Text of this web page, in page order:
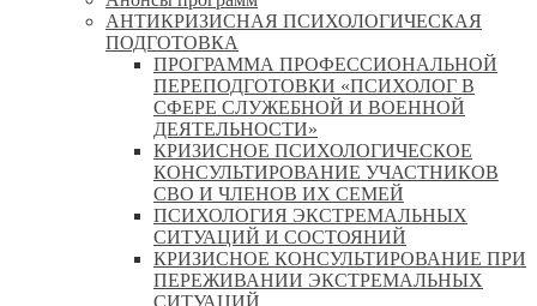
АНТИКРИЗИСНАЯ ПСИХОЛОГИЧЕСКАЯ
ПОДГОТОВКА
ПРОГРАММА ПРОФЕССИОНАЛЬНОЙ
ПЕРЕПОДГОТОВКИ «ПСИХОЛОГ В
СФЕРЕ СЛУЖЕБНОЙ И ВОЕННОЙ
ДЕЯТЕЛЬНОСТИ»
КРИЗИСНОЕ ПСИХОЛОГИЧЕСКОЕ
КОНСУЛЬТИРОВАНИЕ УЧАСТНИКОВ
СВО И ЧЛЕНОВ ИХ СЕМЕЙ
ПСИХОЛОГИЯ ЭКСТРЕМАЛЬНЫХ
СИТУАЦИЙ И СОСТОЯНИЙ
КРИЗИСНОЕ КОНСУЛЬТИРОВАНИЕ ПРИ
ПЕРЕЖИВАНИИ ЭКСТРЕМАЛЬНЫХ
СИТУАЦИЙ